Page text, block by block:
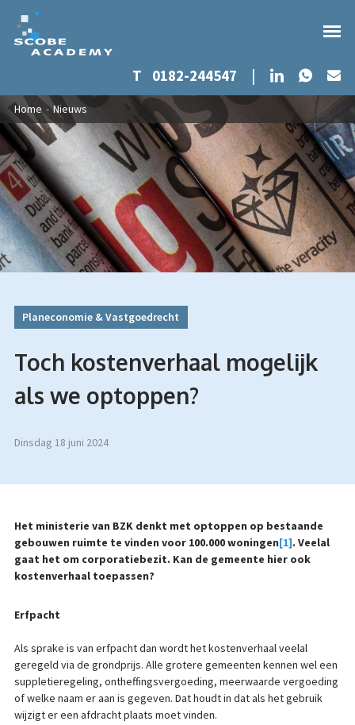
Overslaan en naar de inhoud gaan
T 0182-244547 | LinkedIn
U bent hier
Home - Nieuws
Planeconomie & Vastgoedrecht
Toch kostenverhaal mogelijk
als we optoppen?
dinsdag 18 juni 2024
Het ministerie van BZK denkt met optoppen op bestaande
gebouwen ruimte te vinden voor 100.000 woningen[1]. Veelal
gaat het om corporatiebezit. Kan de gemeente hier ook
kostenverhaal toepassen?
Erfpacht
Als sprake is van erfpacht dan wordt het kostenverhaal veelal
geregeld via de grondprijs. Alle grotere gemeenten kennen wel een
suppletieregeling, ontheffingsvergoeding, meerwaarde vergoeding
of welke naam er aan is gegeven. Dat houdt in dat als het gebruik
wijzigt er een afdracht plaats moet vinden.